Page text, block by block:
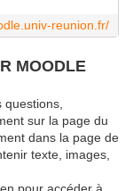
reunion.fr/
MOODLE
sur la page du
dans la page de
texte, images,
pour accéder à